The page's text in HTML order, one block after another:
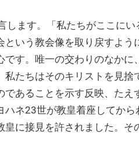
します。「私たちがここに
という教会像を取り戻すよ
です。唯一の交わりのなか
私たちはそのキリストを見
であることを示す反映、た
ハネ23世が教皇着座してか
皇に接見を許されました。